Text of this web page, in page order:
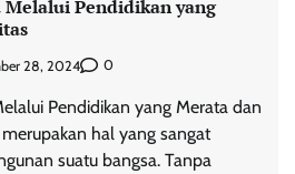
Melalui Pendidikan yang
28, 2024 0
Pendidikan yang Merata dan
hal yang sangat
suatu bangsa. Tanpa